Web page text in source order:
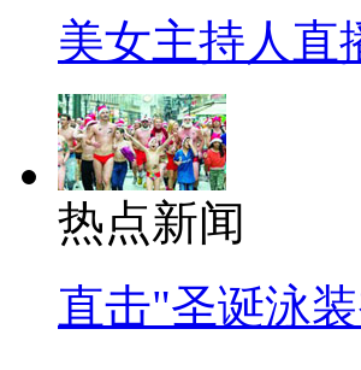
美女主持人直
热点新闻
直击"圣诞泳